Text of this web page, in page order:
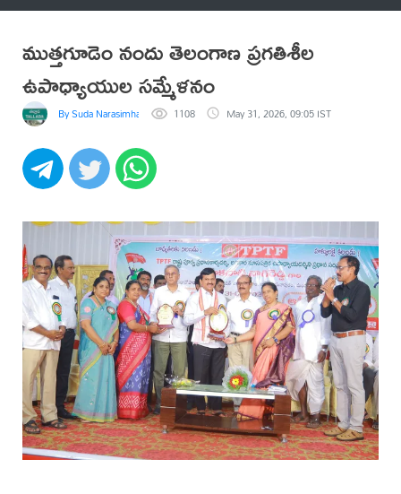
ముత్తగూడెం నందు తెలంగాణ ప్రగతిశీల
ఉపాధ్యాయుల సమ్మేళనం
By Suda Narasimharao 1108 May 31, 2026, 09:05 IST